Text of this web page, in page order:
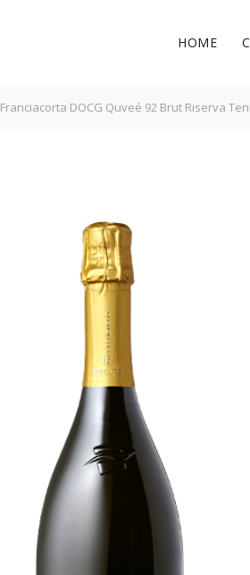
HOME
Franciacorta DOCG Quveé 92 Brut Riserva